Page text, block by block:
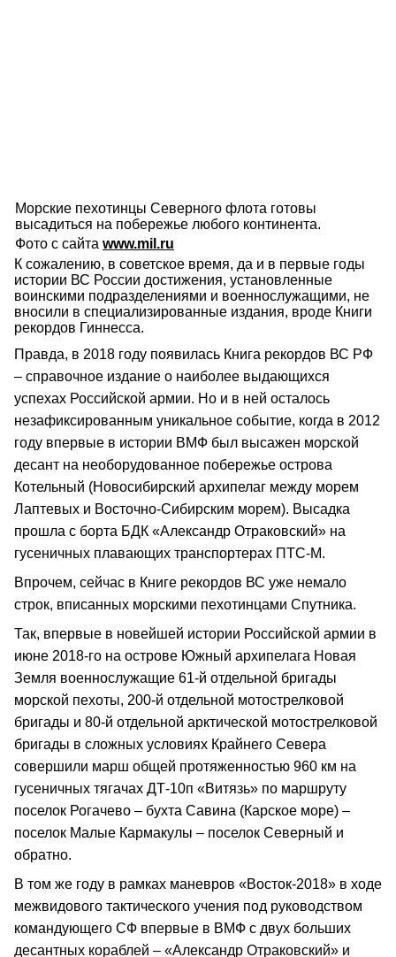
Морские пехотинцы Северного флота готовы
высадиться на побережье любого континента.
Фото с сайта www.mil.ru
К сожалению, в советское время, да и в первые годы
истории ВС России достижения, установленные
воинскими подразделениями и военнослужащими, не
вносили в специализированные издания, вроде Книги
рекордов Гиннесса.
Правда, в 2018 году появилась Книга рекордов ВС РФ
– справочное издание о наиболее выдающихся
успехах Российской армии. Но и в ней осталось
незафиксированным уникальное событие, когда в 2012
году впервые в истории ВМФ был высажен морской
десант на необорудованное побережье острова
Котельный (Новосибирский архипелаг между морем
Лаптевых и Восточно-Сибирским морем). Высадка
прошла с борта БДК «Александр Отраковский» на
гусеничных плавающих транспортерах ПТС-М.
Впрочем, сейчас в Книге рекордов ВС уже немало
строк, вписанных морскими пехотинцами Спутника.
Так, впервые в новейшей истории Российской армии в
июне 2018-го на острове Южный архипелага Новая
Земля военнослужащие 61-й отдельной бригады
морской пехоты, 200-й отдельной мотострелковой
бригады и 80-й отдельной арктической мотострелковой
бригады в сложных условиях Крайнего Севера
совершили марш общей протяженностью 960 км на
гусеничных тягачах ДТ-10п «Витязь» по маршруту
поселок Рогачево – бухта Савина (Карское море) –
поселок Малые Кармакулы – поселок Северный и
обратно.
В том же году в рамках маневров «Восток-2018» в ходе
межвидового тактического учения под руководством
командующего СФ впервые в ВМФ с двух больших
десантных кораблей – «Александр Отраковский» и